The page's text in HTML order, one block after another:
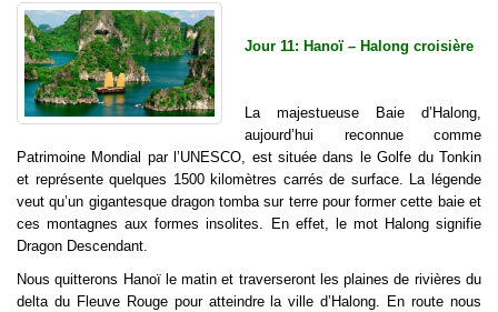
Jour 11: Hanoï – Halong croisière
La majestueuse Baie d’Halong,
aujourd’hui reconnue comme
Patrimoine Mondial par l’UNESCO, est située dans le Golfe du Tonkin
et représente quelques 1500 kilomètres carrés de surface. La légende
veut qu’un gigantesque dragon tomba sur terre pour former cette baie et
ces montagnes aux formes insolites. En effet, le mot Halong signifie
Dragon Descendant.
Nous quitterons Hanoï le matin et traverseront les plaines de rivières du
delta du Fleuve Rouge pour atteindre la ville d’Halong. En route nous